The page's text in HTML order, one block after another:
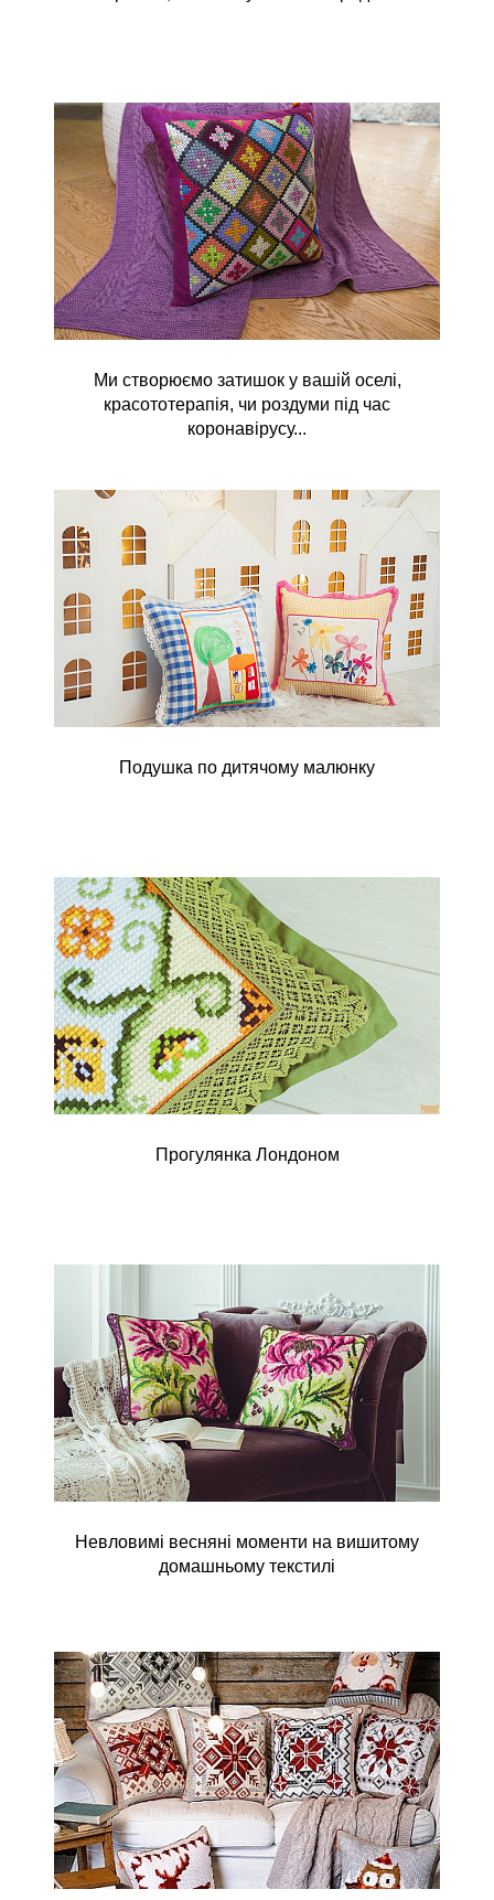
Ми створюємо затишок у вашій оселі,
красототерапія, чи роздуми під час
коронавірусу...
Подушка по дитячому малюнку
Прогулянка Лондоном
Невловимі весняні моменти на вишитому
домашньому текстилі